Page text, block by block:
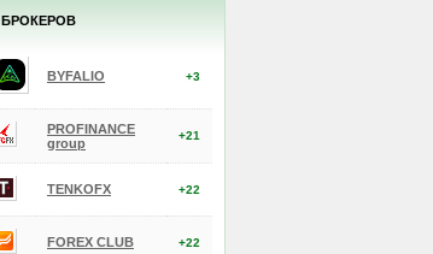
БРОКЕРОВ
BYFALIO +3
PROFINANCE
group
+21
TENKOFX +22
FOREX CLUB +22